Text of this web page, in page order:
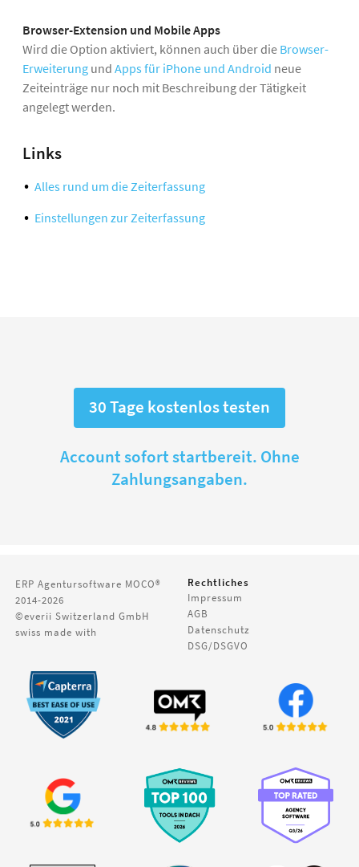
Browser-Extension und Mobile Apps
Wird die Option aktiviert, können auch über die Browser-
Erweiterung und Apps für iPhone und Android neue
Zeiteinträge nur noch mit Beschreibung der Tätigkeit
angelegt werden.
Links
Alles rund um die Zeiterfassung
Einstellungen zur Zeiterfassung
30 Tage kostenlos testen
Account sofort startbereit. Ohne
Zahlungsangaben.
ERP Agentursoftware MOCO®
2014-2026
©everii Switzerland GmbH
swiss made with
Rechtliches
Impressum
AGB
Datenschutz
DSG/DSGVO